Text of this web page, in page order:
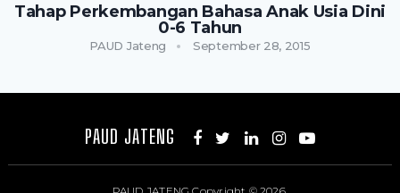
Tahap Perkembangan Bahasa Anak Usia Dini
0-6 Tahun
PAUD Jateng September 28, 2015
PAUD JATENG